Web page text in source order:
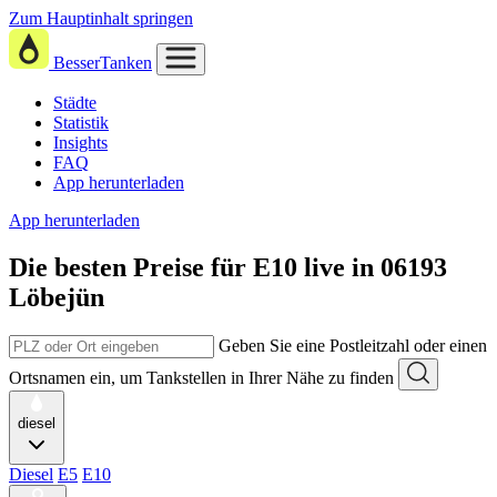
Zum Hauptinhalt springen
BesserTanken
Städte
Statistik
Insights
FAQ
App herunterladen
App herunterladen
Die besten Preise für E10 live in 06193
Löbejün
Geben Sie eine Postleitzahl oder einen
Ortsnamen ein, um Tankstellen in Ihrer Nähe zu finden
diesel
Diesel E5 E10